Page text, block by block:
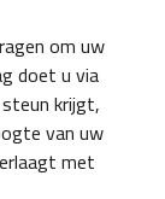
om uw
doet u via
krijgt,
van uw
met